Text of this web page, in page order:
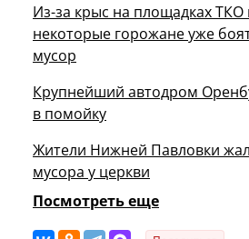
Из-за крыс на площадках ТКО
некоторые горожане уже
мусор
Крупнейший автодром
в помойку
Жители Нижней Павловки
мусора у церкви
Посмотреть еще